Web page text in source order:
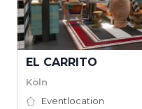
EL CARRITO
Köln
Eventlocation